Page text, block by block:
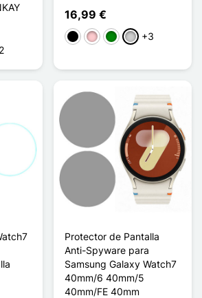
16,99 €
NegroRosaVerdePlata+3
Protector de Pantalla
Anti-Spyware para
Samsung Galaxy Watch7
40mm/6 40mm/5
40mm/FE 40mm